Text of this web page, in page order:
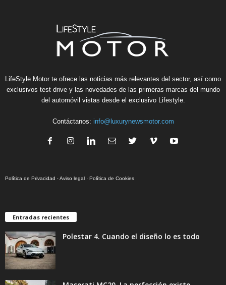
LifeStyle Motor te ofrece las noticias más relevantes del sector, así como
exclusivos test drive y las novedades de las primeras marcas del mundo
del automóvil vistas desde el exclusivo Lifestyle.
Contáctanos: info@luxurynewsmotor.com
Política de Privacidad ·Aviso legal · Política de Cookies
Entradas recientes
Polestar 4. Cuando el diseño lo es todo